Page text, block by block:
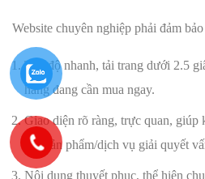
Website chuyên nghiệp phải đảm
Tốc độ nhanh, tải trang dưới 2.5
hàng đang cần mua ngay.
Giao diện rõ ràng, trực quan, giúp
gì? Sản phẩm/dịch vụ giải quyết
Nội dung thuyết phục, thể hiện